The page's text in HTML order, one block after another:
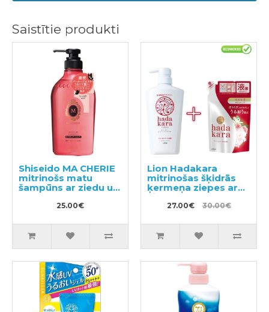
Saistītie produkti
Shiseido MA CHERIE
mitrinošs matu
šampūns ar ziedu un
augļu aromātu
25.00€
Lion Hadakara
mitrinošas šķidrās
ķermeņa ziepes ar
ziedu aromātu
500ml + pildviela
27.00€ 30.00€